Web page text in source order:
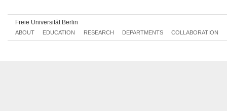
Freie Universität Berlin
ABOUT EDUCATION RESEARCH DEPARTMENTS COLLABORATION